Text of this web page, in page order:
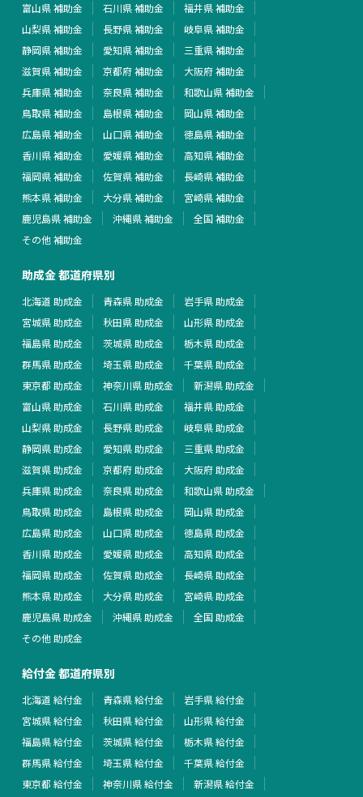
富山県 補助金
石川県 補助金
福井県 補助金
山梨県 補助金
長野県 補助金
岐阜県 補助金
静岡県 補助金
愛知県 補助金
三重県 補助金
滋賀県 補助金
京都府 補助金
大阪府 補助金
兵庫県 補助金
奈良県 補助金
和歌山県 補助金
鳥取県 補助金
島根県 補助金
岡山県 補助金
広島県 補助金
山口県 補助金
徳島県 補助金
香川県 補助金
愛媛県 補助金
高知県 補助金
福岡県 補助金
佐賀県 補助金
長崎県 補助金
熊本県 補助金
大分県 補助金
宮崎県 補助金
鹿児島県 補助金
沖縄県 補助金
全国 補助金
その他 補助金
助成金 都道府県別
北海道 助成金 青森県 助成金
岩手県 助成金
宮城県 助成金
秋田県 助成金
山形県 助成金
福島県 助成金
茨城県 助成金
栃木県 助成金
群馬県 助成金
埼玉県 助成金
千葉県 助成金
東京都 助成金
神奈川県 助成金
新潟県 助成金
富山県 助成金
石川県 助成金
福井県 助成金
山梨県 助成金
長野県 助成金
岐阜県 助成金
静岡県 助成金
愛知県 助成金
三重県 助成金
滋賀県 助成金
京都府 助成金
大阪府 助成金
兵庫県 助成金
奈良県 助成金
和歌山県 助成金
鳥取県 助成金
島根県 助成金
岡山県 助成金
広島県 助成金
山口県 助成金
徳島県 助成金
香川県 助成金
愛媛県 助成金
高知県 助成金
福岡県 助成金
佐賀県 助成金
長崎県 助成金
熊本県 助成金
大分県 助成金
宮崎県 助成金
鹿児島県 助成金
沖縄県 助成金
全国 助成金
その他 助成金
給付金 都道府県別
北海道 給付金 青森県 給付金
岩手県 給付金
宮城県 給付金
秋田県 給付金
山形県 給付金
福島県 給付金
茨城県 給付金
栃木県 給付金
群馬県 給付金
埼玉県 給付金
千葉県 給付金
東京都 給付金
神奈川県 給付金
新潟県 給付金